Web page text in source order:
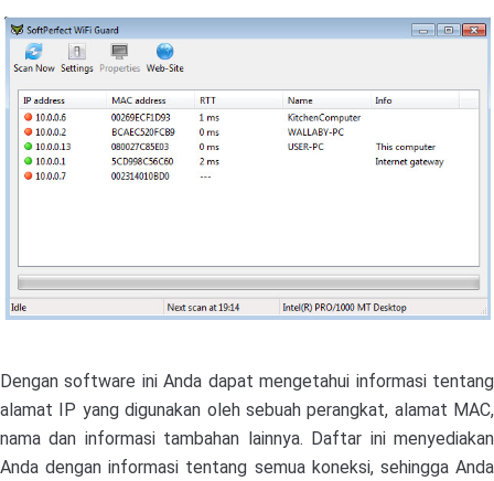
Dengan software ini Anda dapat mengetahui informasi tentang
alamat IP yang digunakan oleh sebuah perangkat, alamat MAC,
nama dan informasi tambahan lainnya. Daftar ini menyediakan
Anda dengan informasi tentang semua koneksi, sehingga Anda